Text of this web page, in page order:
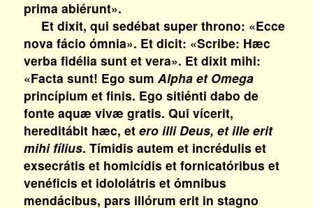
prima abiérunt».
Et dixit, qui sedébat super throno: «Ecce
nova fácio ómnia». Et dicit: «Scribe: Hæc
verba fidélia sunt et vera». Et dixit mihi:
«Facta sunt! Ego sum Alpha et Omega
princípium et finis. Ego sitiénti dabo de
fonte aquæ vivæ gratis. Qui vícerit,
hereditábit hæc, et ero illi Deus, et ille erit
mihi fílius. Tímidis autem et incrédulis et
exsecrátis et homicídis et fornicatóribus et
venéficis et idololátris et ómnibus
mendácibus, pars illórum erit in stagno